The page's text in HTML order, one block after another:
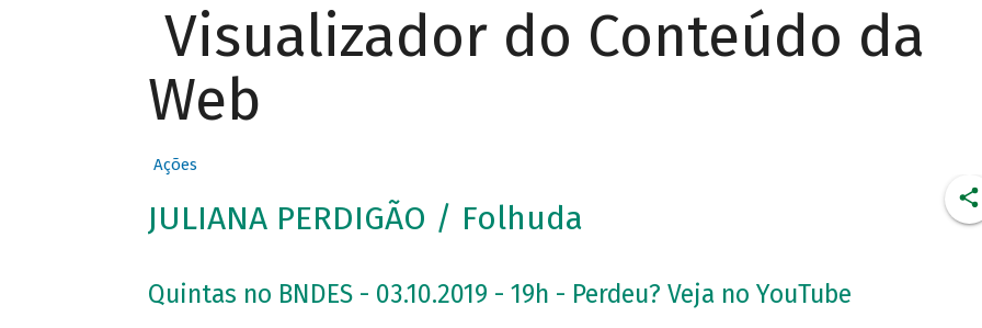
Visualizador do Conteúdo da
Web
Ações
JULIANA PERDIGÃO / Folhuda
Quintas no BNDES - 03.10.2019 - 19h - Perdeu? Veja no YouTube